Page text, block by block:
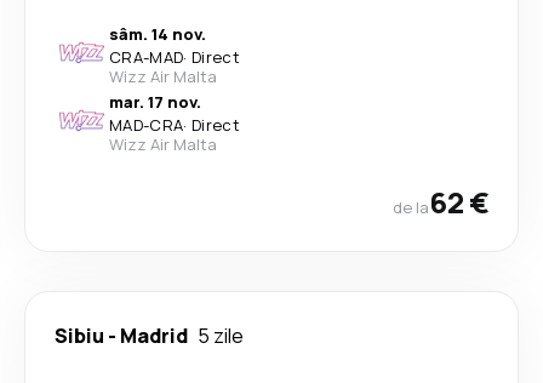
sâm. 14 nov.
CRA-MAD· Direct
Wizz Air Malta
mar. 17 nov.
MAD-CRA· Direct
Wizz Air Malta
de la62 €
Sibiu - Madrid 5 zile